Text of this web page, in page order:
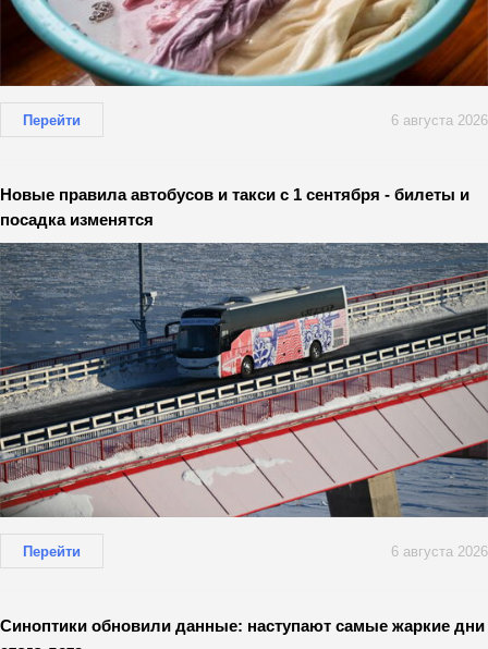
Перейти 6 августа 2026
Новые правила автобусов и такси с 1 сентября - билеты и
посадка изменятся
Перейти 6 августа 2026
Синоптики обновили данные: наступают самые жаркие дни